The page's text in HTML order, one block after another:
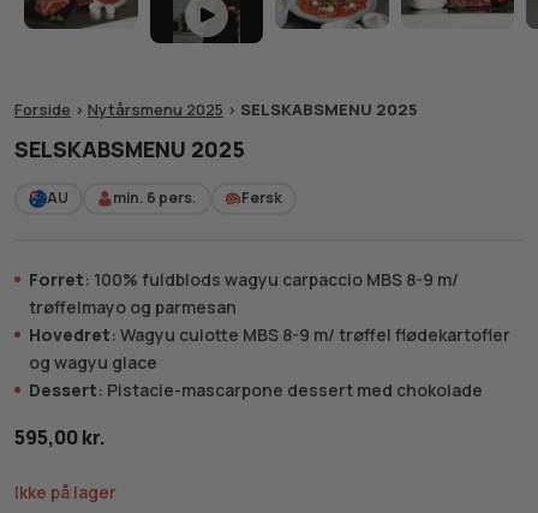
Forside > Nytårsmenu 2025 > SELSKABSMENU 2025
SELSKABSMENU 2025
AU min. 6 pers. Fersk
Forret: 100% fuldblods wagyu carpaccio MBS 8-9 m/
trøffelmayo og parmesan
Hovedret: Wagyu culotte MBS 8-9 m/ trøffel flødekartofler
og wagyu glace
Dessert: Pistacie-mascarpone dessert med chokolade
595,00kr.
Ikke på lager